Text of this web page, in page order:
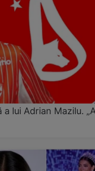
lui Adrian Mazilu.